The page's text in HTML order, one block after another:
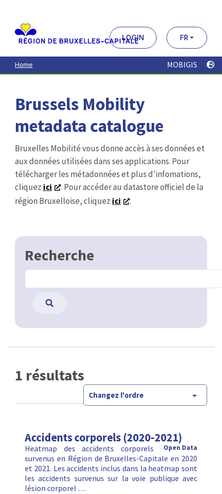
contenu
principal
LOGIN FR
Home MOBIGIS
Brussels Mobility
metadata catalogue
Bruxelles Mobilité vous donne accès à ses données et
aux données utilisées dans ses applications. Pour
télécharger les métadonnées et plus d'infomations,
cliquez ici
. Pour accéder au datastore officiel de la
région Bruxelloise, cliquez ici .
Recherche
1 résultats
Changez l'ordre
Accidents corporels (2020-2021)
Open Data
Heatmap des accidents corporels
survenus en Région de Bruxelles-Capitale en 2020
et 2021. Les accidents inclus dans la heatmap sont
les accidents survenus sur la voie publique avec
lésion corporel …